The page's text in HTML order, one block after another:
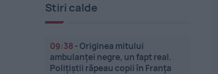
Stiri calde
09:38 -Originea mitului
ambulanței negre, un fapt real.
Polițiștii răpeau copii în Franța